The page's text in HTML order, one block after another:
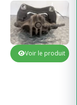
Voir le produit